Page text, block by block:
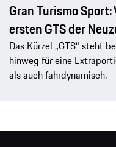
Gran Turismo Sport:
ersten GTS der
Das Kürzel „GTS“ steht
hinweg für eine
als auch fahrdynamisch.